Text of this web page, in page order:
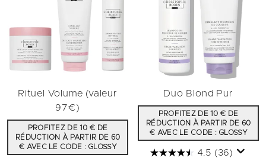
Rituel Volume (valeur
97€)
PROFITEZ DE 10 € DE
RÉDUCTION À PARTIR DE 60
€ AVEC LE CODE : GLOSSY
Duo Blond Pur
PROFITEZ DE 10 € DE
RÉDUCTION À PARTIR DE 60
€ AVEC LE CODE : GLOSSY
4.5 (36)